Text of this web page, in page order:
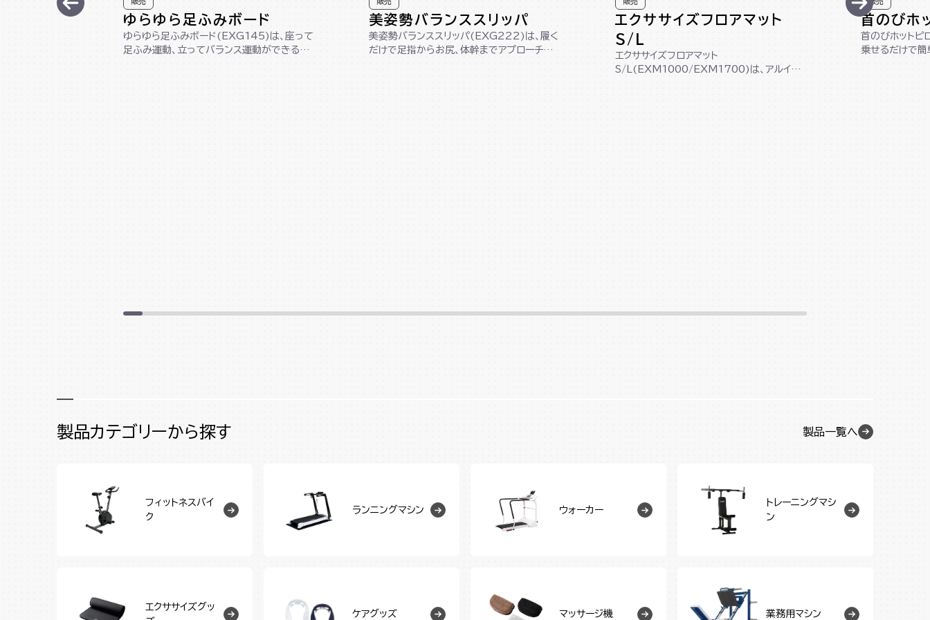
ゆらゆら足ふみボード
ゆらゆら足ふみボード(EXG145)は、座って
足ふみ運動、立ってバランス運動ができる1
美姿勢バランススリッパ
美姿勢バランススリッパ(EXG222)は、履く
だけで足指からお尻、体幹までアプローチし、
エクササイズフロアマット
S/L
エクササイズフロアマット
S/L(EXM1000/EXM1700)は、アルイン
首のびホ
首のびホット
乗せるだけで簡
製品カテゴリーから探す 製品一覧へ
フィットネスバイ
ク
ランニングマシン ウォーカー
トレーニングマシ
ン
エクササイズグッ
ケアグッズ マッサージ機 業務用マシン